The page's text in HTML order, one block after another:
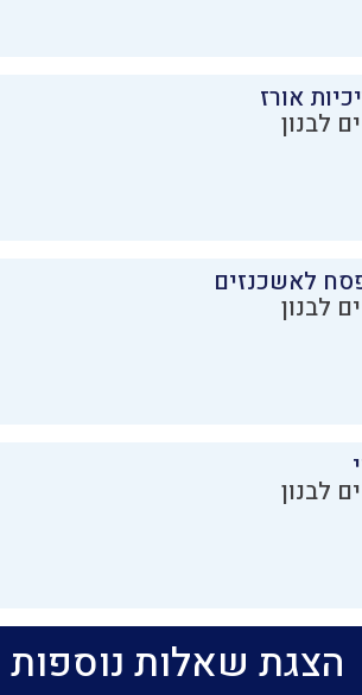
אורז
לבנון
לאשכנזים
לבנון
לבנון
הצגת שאלות נוספות